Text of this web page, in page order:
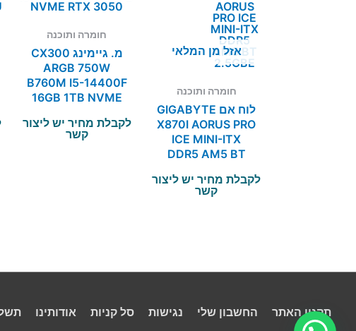
אזל מן המלאי
חומרה ותוכנה
לוח אם GIGABYTE
X870I AORUS PRO
ICE MINI-ITX
DDR5 AM5 BT
לקבלת מחיר יש ליצור
קשר
חומרה ותוכנה
מ. גיימינג CX300
ARGB 750W
B760M I5-14400F
16GB 1TB NVME
לקבלת מחיר יש ליצור
קשר
תקנון האתר החשבון שלי נגישות סל קניות אודותינו